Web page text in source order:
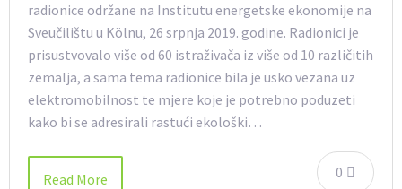
radionice održane na Institutu energetske ekonomije na
Sveučilištu u Kölnu, 26 srpnja 2019. godine. Radionici je
prisustvovalo više od 60 istraživača iz više od 10 različitih
zemalja, a sama tema radionice bila je usko vezana uz
elektromobilnost te mjere koje je potrebno poduzeti
kako bi se adresirali rastući ekološki…
0
Read More